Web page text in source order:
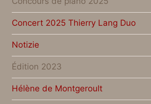
Concert 2025 Thierry Lang Duo
Notizie
Édition 2023
Hélène de Montgeroult